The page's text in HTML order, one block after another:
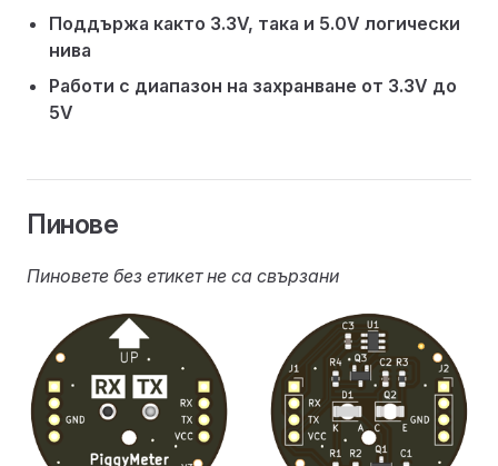
Поддържа както 3.3V, така и 5.0V логически
нива
Работи с диапазон на захранване от 3.3V до
5V
Пинове
Пиновете без етикет не са свързани